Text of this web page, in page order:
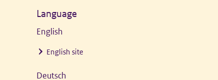
Language
English
English site
Deutsch